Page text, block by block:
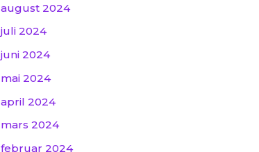
august 2024
juli 2024
juni 2024
mai 2024
april 2024
mars 2024
februar 2024